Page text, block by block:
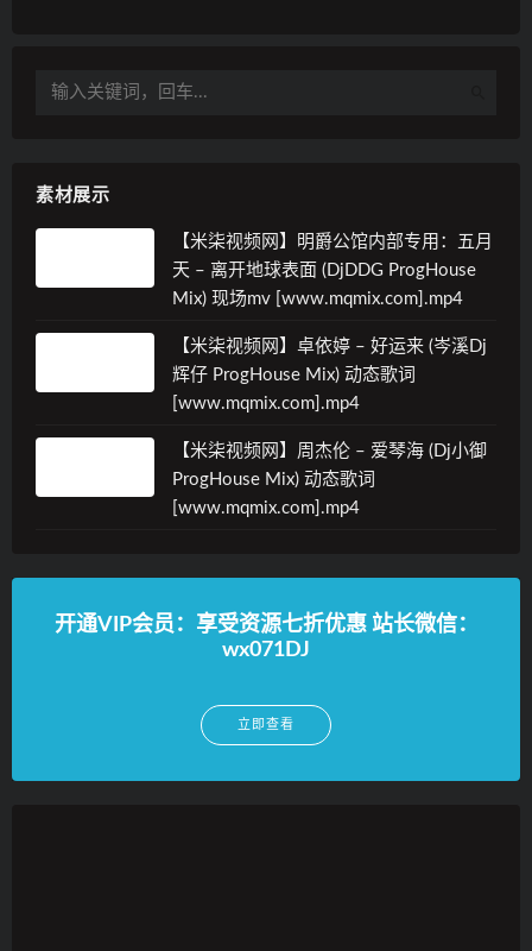
素材展示
【米柒视频网】明爵公馆内部专用：五月
天 – 离开地球表面 (DjDDG ProgHouse
Mix) 现场mv [www.mqmix.com].mp4
【米柒视频网】卓依婷 – 好运来 (岑溪Dj
辉仔 ProgHouse Mix) 动态歌词
[www.mqmix.com].mp4
【米柒视频网】周杰伦 – 爱琴海 (Dj小御
ProgHouse Mix) 动态歌词
[www.mqmix.com].mp4
开通VIP会员：享受资源七折优惠 站长微信：
wx071DJ
立即查看